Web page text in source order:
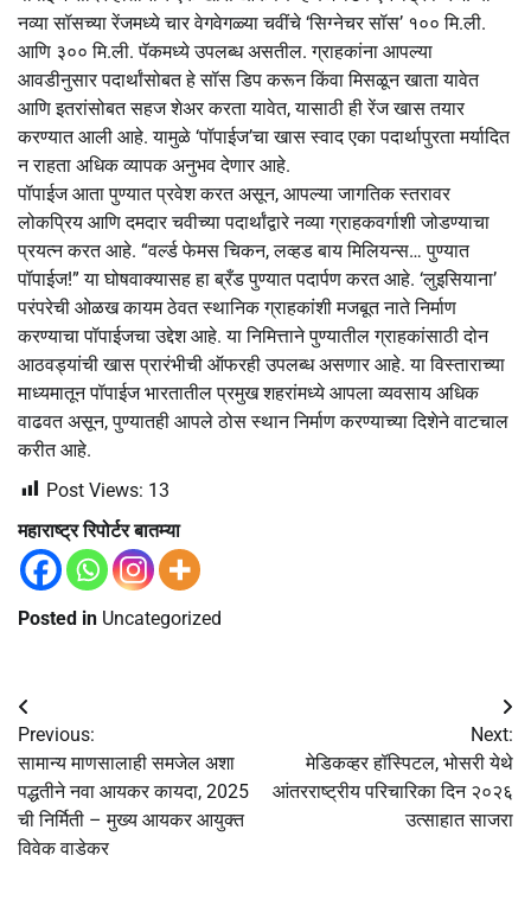
नव्या सॉसच्या रेंजमध्ये चार वेगवेगळ्या चवींचे ‘सिग्नेचर सॉस’ १०० मि.ली.
आणि ३०० मि.ली. पॅकमध्ये उपलब्ध असतील. ग्राहकांना आपल्या
आवडीनुसार पदार्थांसोबत हे सॉस डिप करून किंवा मिसळून खाता यावेत
आणि इतरांसोबत सहज शेअर करता यावेत, यासाठी ही रेंज खास तयार
करण्यात आली आहे. यामुळे ‘पॉपाईज’चा खास स्वाद एका पदार्थापुरता मर्यादित
न राहता अधिक व्यापक अनुभव देणार आहे.
पॉपाईज आता पुण्यात प्रवेश करत असून, आपल्या जागतिक स्तरावर
लोकप्रिय आणि दमदार चवीच्या पदार्थांद्वारे नव्या ग्राहकवर्गाशी जोडण्याचा
प्रयत्न करत आहे. “वर्ल्ड फेमस चिकन, लव्हड बाय मिलियन्स… पुण्यात
पॉपाईज!” या घोषवाक्यासह हा ब्रँड पुण्यात पदार्पण करत आहे. ‘लुइसियाना’
परंपरेची ओळख कायम ठेवत स्थानिक ग्राहकांशी मजबूत नाते निर्माण
करण्याचा पॉपाईजचा उद्देश आहे. या निमित्ताने पुण्यातील ग्राहकांसाठी दोन
आठवड्यांची खास प्रारंभीची ऑफरही उपलब्ध असणार आहे. या विस्ताराच्या
माध्यमातून पॉपाईज भारतातील प्रमुख शहरांमध्ये आपला व्यवसाय अधिक
वाढवत असून, पुण्यातही आपले ठोस स्थान निर्माण करण्याच्या दिशेने वाटचाल
करीत आहे.
Post Views: 13
महाराष्ट्र रिपोर्टर बातम्या
Posted in Uncategorized
Post
navigation
Previous:
सामान्य माणसालाही समजेल अशा
पद्धतीने नवा आयकर कायदा, 2025
ची निर्मिती – मुख्य आयकर आयुक्त
विवेक वाडेकर
Next:
मेडिकव्हर हॉस्पिटल, भोसरी येथे
आंतरराष्ट्रीय परिचारिका दिन २०२६
उत्साहात साजरा